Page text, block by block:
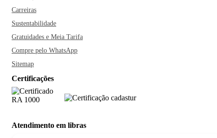
Carreiras
Sustentabilidade
Gratuidades e Meia Tarifa
Compre pelo WhatsApp
Sitemap
Certificações
Atendimento em libras